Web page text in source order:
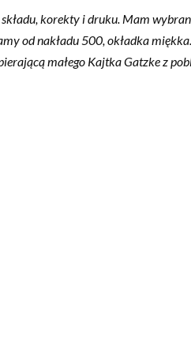
korekty i druku. Mam
od nakładu 500, okładka
małego Kajtka Gatzke z